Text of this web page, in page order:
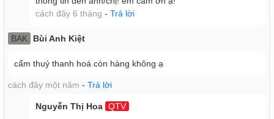
cách đây 6 tháng - Trả lời
BAK Bùi Anh Kiệt
cẩm thuỷ thanh hoá còn hàng không ạ
cách đây một năm - Trả lời
Nguyễn Thị Hoa QTV